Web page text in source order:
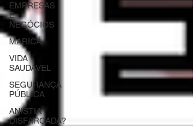
EMPRESAS
E
NEGÓCIOS
MARICÁ
VIDA
SAUDÁVEL
SEGURANÇA
PÚBLICA
ANISTIA
DISFARÇADA?